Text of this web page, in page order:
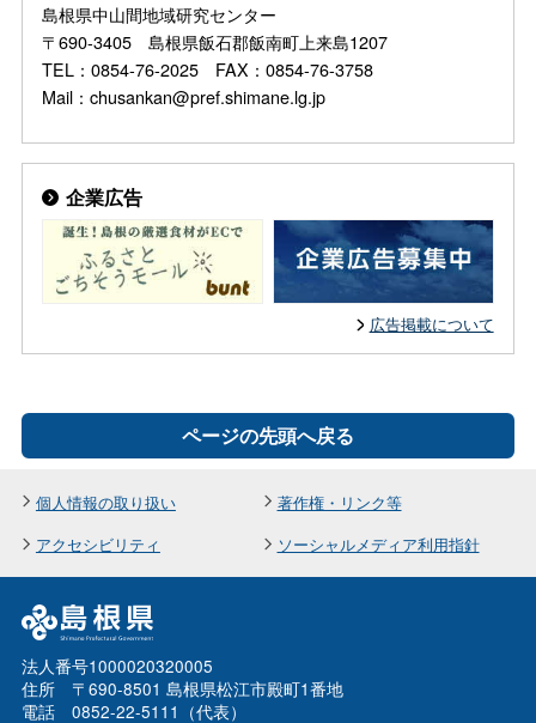
島根県中山間地域研究センター
〒690-3405 島根県飯石郡飯南町上来島1207
TEL：0854-76-2025 FAX：0854-76-3758
Mail：chusankan@pref.shimane.lg.jp
企業広告
広告掲載について
ページの先頭へ戻る
個人情報の取り扱い
著作権・リンク等
アクセシビリティ
ソーシャルメディア利用指針
法人番号1000020320005
住所 〒690-8501 島根県松江市殿町1番地
電話 0852-22-5111（代表）